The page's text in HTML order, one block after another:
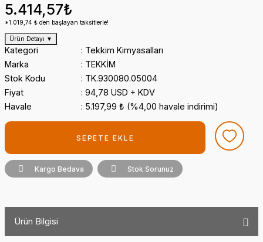
5.414,57₺
*1.019,74 ₺ den başlayan taksitlerle!
Ürün Detayı ▼
Kategori
Tekkim Kimyasalları
Marka
TEKKİM
Stok Kodu
TK.930080.05004
Fiyat
94,78 USD + KDV
Havale
5.197,99 ₺ (%4,00 havale indirimi)
SEPETE EKLE
Kargo Bedava Stok Sorunuz
Ürün Bilgisi